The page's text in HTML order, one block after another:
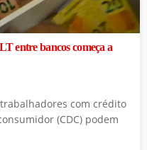
entre bancos começa a
com crédito
(CDC) podem